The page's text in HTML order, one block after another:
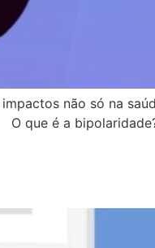
não só na
que é a